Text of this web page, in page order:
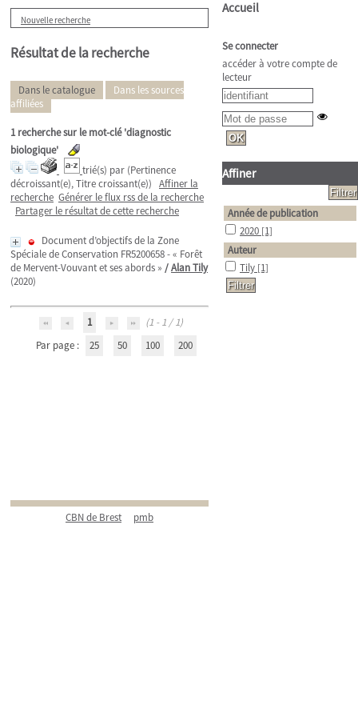
Nouvelle recherche
Résultat de la recherche
Dans le catalogue
Dans les sources
affiliées
1recherche sur le mot-clé'diagnostic
biologique'
trié(s) par (Pertinence
décroissant(e), Titre croissant(e)) Affiner la
recherche Générer le flux rss de la recherche
Partager le résultat de cette recherche
Document d’objectifs de la Zone
Spéciale de Conservation FR5200658 - « Forêt
de Mervent-Vouvant et ses abords » /Alan Tily
(2020)
1
(1 - 1 / 1)
Par page :
25 50 100 200
CBN de Brest pmb
Accueil
Se connecter
accéder à votre compte de
lecteur
Affiner
Année de publication
2020 [1]
Auteur
Tily [1]